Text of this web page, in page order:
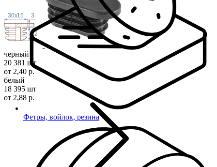
Фетры, войлок, резина
3
12
30x15
черный
20 381 шт
от 2,40 р.
белый
18 395 шт
от 2,88 р.